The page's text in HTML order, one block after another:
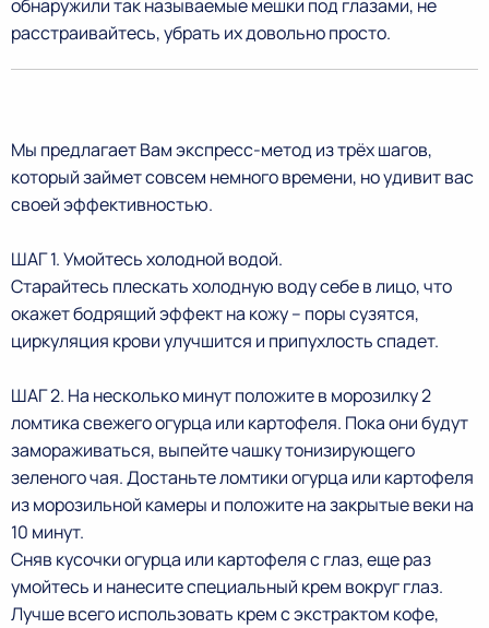
обнаружили так называемые мешки под глазами, не
расстраивайтесь, убрать их довольно просто.
Мы предлагает Вам экспресс-метод из трёх шагов,
который займет совсем немного времени, но удивит вас
своей эффективностью.
ШАГ 1. Умойтесь холодной водой.
Старайтесь плескать холодную воду себе в лицо, что
окажет бодрящий эффект на кожу – поры сузятся,
циркуляция крови улучшится и припухлость спадет.
ШАГ 2. На несколько минут положите в морозилку 2
ломтика свежего огурца или картофеля. Пока они будут
замораживаться, выпейте чашку тонизирующего
зеленого чая. Достаньте ломтики огурца или картофеля
из морозильной камеры и положите на закрытые веки на
10 минут.
Сняв кусочки огурца или картофеля с глаз, еще раз
умойтесь и нанесите специальный крем вокруг глаз.
Лучше всего использовать крем с экстрактом кофе,